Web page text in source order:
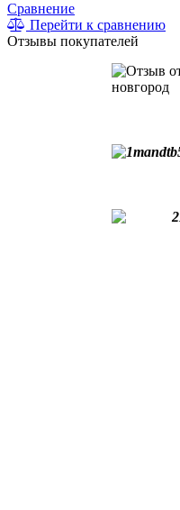
Сравнение
Перейти к сравнению
Отзывы покупателей